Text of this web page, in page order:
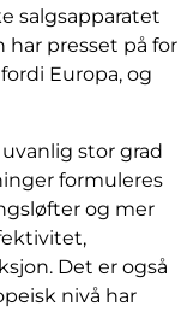
salgsapparatet
presset på for
Europa, og
stor grad
formuleres
og mer
Det er også
nivå har